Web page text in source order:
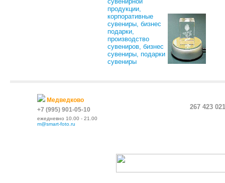
Медведково
+7 (995) 901-05-10
ежедневно 10.00 - 21.00
m@smart-foto.ru
267 423 021